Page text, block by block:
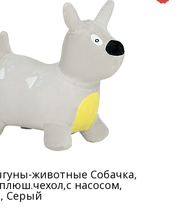
животные Собачка,
насосом,
Серый